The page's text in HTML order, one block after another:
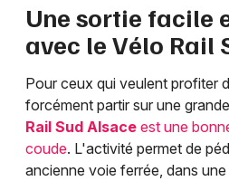
Une sortie facile
avec le Vélo Rail
Pour ceux qui veulent profiter
forcément partir sur une
Rail Sud Alsace est une
coude. L'activité permet de
ancienne voie ferrée, dans